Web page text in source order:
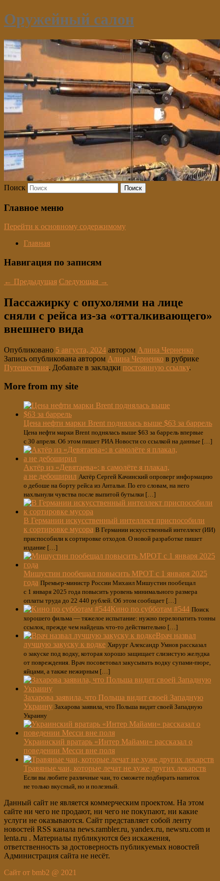
Оружейный салон
Поиск
Главное меню
Перейти к основному содержимому
Главная
Навигация по записям
← Предыдущая Следующая →
Пассажирку с опухолями на лице
сняли с рейса из-за «отталкивающего»
внешнего вида
Опубликовано 5 августа, 2024 автором Алина Черненко
Запись опубликована автором Алина Черненко в рубрике
Путешествия. Добавьте в закладки постоянную ссылку.
More from my site
Цена нефти марки Brent поднялась выше $63 за баррель
Цена нефти марки Brent поднялась выше $63 за баррель впервые
с 30 апреля. Об этом пишет РИА Новости со ссылкой на данные […]
Актёр из «Девятаева»: в самолёте я плакал,
а не дебоширил Актёр Сергей Качинский опроверг информацию
о дебоше на борту рейса из Антальи. По его словам, на него
нахлынули чувства после выпитой бутылки […]
В Германии искусственный интеллект приспособили
к сортировке мусора В Германии искусственный интеллект (ИИ)
приспособили к сортировке отходов. О новой разработке пишет
издание […]
Мишустин пообещал повысить МРОТ с 1 января 2025
года Премьер-министр России Михаил Мишустин пообещал
с 1 января 2025 года повысить уровень минимального размера
оплаты труда до 22 440 рублей. Об этом сообщает […]
Кино по субботам #544 Поиск
хорошего фильма — тяжелое испытание: нужно перелопатить тонны
ссылок, прежде чем найдешь что-то действительно […]
Врач назвал
лучшую закуску к водке Хирург Александр Умнов рассказал
о закуске под водку, которая хорошо защищает слизистую желудка
от повреждения. Врач посоветовал закусывать водку супами-пюре,
яйцами, а также нежирным […]
Захарова заявила, что Польша видит своей Западную
Украину Захарова заявила, что Польша видит своей Западную
Украину
Украинский вратарь «Интер Майами» рассказал о
поведении Месси вне поля
Травяные чаи, которые лечат не хуже других лекарств
Если вы любите различные чаи, то сможете подбирать напиток
не только вкусный, но и полезный.
Данный сайт не является коммерческим проектом. На этом
сайте ни чего не продают, ни чего не покупают, ни какие
услуги не оказываются. Сайт представляет собой ленту
новостей RSS канала news.rambler.ru, yandex.ru, newsru.com и
lenta.ru . Материалы публикуются без искажения,
ответственность за достоверность публикуемых новостей
Администрация сайта не несёт.
Сайт от bmb2 @ 2021